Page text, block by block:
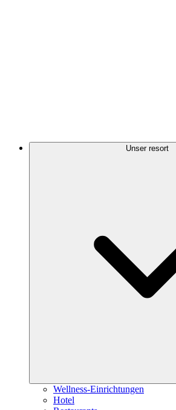
Unser resort
Wellness-Einrichtungen
Hotel